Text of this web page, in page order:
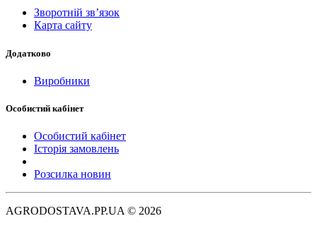
Зворотній зв’язок
Карта сайту
Додатково
Виробники
Особистий кабінет
Особистий кабінет
Історія замовлень
Розсилка новин
AGRODOSTAVA.PP.UA © 2026